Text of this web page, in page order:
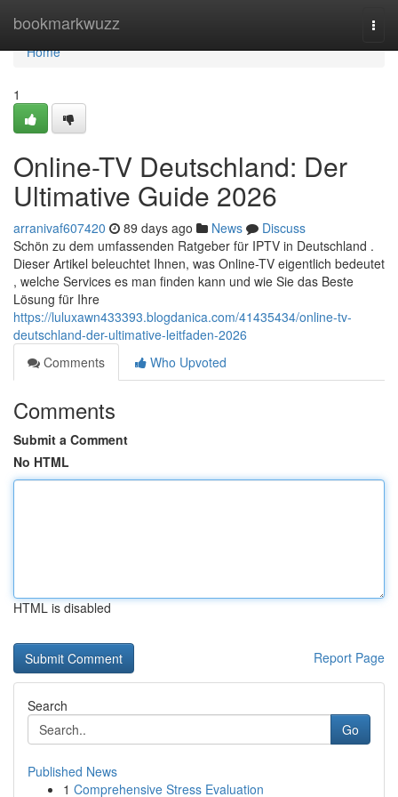
bookmarkwuzz
Home
Home
1
Online-TV Deutschland: Der
Ultimative Guide 2026
arranivaf607420 89 days ago News
Discuss
Schön zu dem umfassenden Ratgeber für IPTV in Deutschland .
Dieser Artikel beleuchtet Ihnen, was Online-TV eigentlich bedeutet
, welche Services es man finden kann und wie Sie das Beste
Lösung für Ihre
https://luluxawn433393.blogdanica.com/41435434/online-tv-
deutschland-der-ultimative-leitfaden-2026
Comments
Who Upvoted
Comments
Submit a Comment
No HTML
HTML is disabled
Report Page
Search
Go
Published News
1 Comprehensive Stress Evaluation